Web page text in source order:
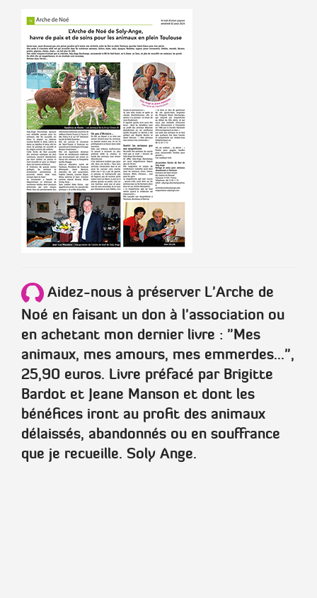
Aidez-nous à préserver L'Arche de
Noé en faisant un don à l'association ou
en achetant mon dernier livre : "Mes
animaux, mes amours, mes emmerdes...",
25,90 euros. Livre préfacé par Brigitte
Bardot et Jeane Manson et dont les
bénéfices iront au profit des animaux
délaissés, abandonnés ou en souffrance
que je recueille. Soly Ange.